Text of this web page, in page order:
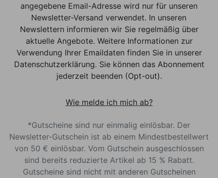
angegebene Email-Adresse wird nur für unseren
Newsletter-Versand verwendet. In unseren
Newslettern informieren wir Sie regelmäßig über
aktuelle Angebote. Weitere Informationen zur
Verwendung Ihrer Emaildaten finden Sie in unserer
Datenschutzerklärung. Sie können das Abonnement
jederzeit beenden (Opt-out).
Wie melde ich mich ab?
*Gutscheine sind nur einmalig einlösbar. Der
Newsletter-Gutschein ist ab einem Mindestbestellwert
von 50 € einlösbar. Vom Gutschein ausgeschlossen
sind bereits reduzierte Artikel ab 15 % Rabatt.
Gutscheine sind nicht mit anderen Gutscheinen